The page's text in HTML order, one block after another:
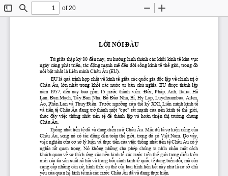
ToggleFind
of 20
Zoom
LỜI NÓI ĐẦU
Từ giữa thập kỷ 80 đến nay, xu hướng hình thành các khối kinh tế khu vực
ngày càng phát triển, tác động mạnh mẽ đến đời sống kinh tế thế giới, trong đó
nổi bật nhất là Liên minh Châu Âu (EU).
EU là quá trình hợp nhất về kinh tế giữa các quốc gia độc lập về chính trị ở
Châu  Âu, lớn nhất
  trong
khối
  các
nước tư bản chủ nghĩa.
  EU
được
  thành
lập
năm
  1957,
đến
  nay  bao
gồm
  15
nước
  thành  viên:
Đức,
  Pháp,  Anh,  Italia,  Hà
Lan, Đan Mạch, Tây Ban Nha, Bồ Đào Nha, Bỉ, Hy Lạp, Luychxambua, Ailen,
Áo, Phần Lan và Thuỵ Điển. Trước ngưỡng cửa thế kỷ XXI, Liên minh kinh tế
và tiền tệ Châu Âu đang trở thành một "cực" rất mạnh của nền kinh tế thế giới,
thúc đẩy việc thống nhất tiền tệ để
  thành
lập
  và  hoàn
thiện thị trường
  chung
Châu Âu.
Thống nhất tiền tệđã và đang diễn ra ở Châu Âu. Mặc dù là sự kiện riêng của
Châu  Âu,  song  nó  có  tác động đến  toàn  thế
  gi
ới,  trong đó  có  Việt  Nam.  Do  vậy,
việc nghiên cứu cơ sở lý luận và thực tiễn của việc thống nhất tiền tệ Châu Âu có ý
nghĩa  rất  quan  trọng.  Nó  không  những  cho  phép  chúng  ta  nhìn  nhận  một  cách
khách quan về sự thích ứng của nền kinh tế các nước trên thế giới trong điều kiện
mới của tái sản xuất xã hội và trong bối cảnh kinh tế quốc tếđang biến đổi, mà còn
cung cấp những căn cứ, hình thức cụ thể của loại hình liên kết này như là cơ sở chủ
yếu của quan hệ kinh tế mà các nước Châu Âu đã và đang thực hiện.